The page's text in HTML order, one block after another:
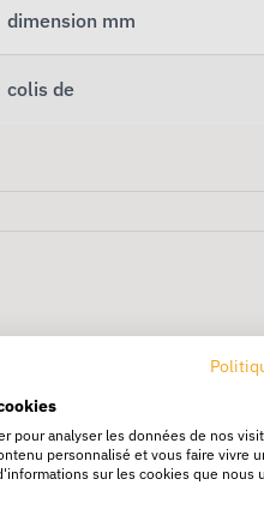
dimension mm
colis de
Para-
para-feuillard en
le stockage. Fabriqué en
pour analyser les données de nos
personnalisé et vous faire vivre
sur les cookies que nous